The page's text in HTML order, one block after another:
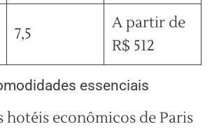
7,5
A partir de
R$ 512
essenciais
hotéis econômicos de Paris